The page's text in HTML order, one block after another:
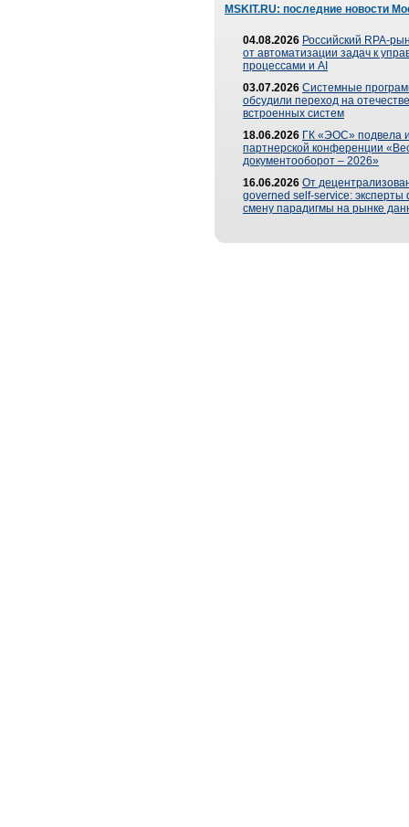
MSKIT.RU: последние новости
04.08.2026 Российский RPA-
от автоматизации задач к
процессами и AI
03.07.2026 Системные
обсудили переход на
встроенных систем
18.06.2026 ГК «ЭОС» подвела
партнерской конференции
документооборот – 2026»
16.06.2026 От
governed self-service: эксперты
смену парадигмы на рынке